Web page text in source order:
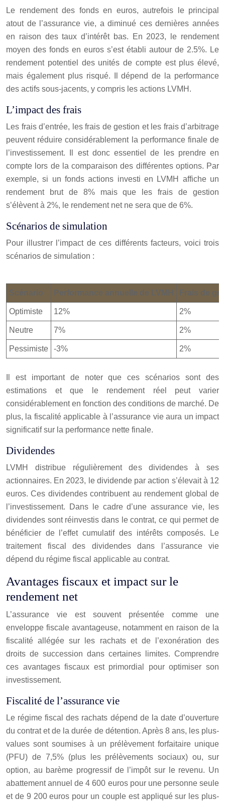
Le rendement des fonds en euros, autrefois le principal
atout de l’assurance vie, a diminué ces dernières années
en raison des taux d’intérêt bas. En 2023, le rendement
moyen des fonds en euros s’est établi autour de 2.5%. Le
rendement potentiel des unités de compte est plus élevé,
mais également plus risqué. Il dépend de la performance
des actifs sous-jacents, y compris les actions LVMH.
L’impact des frais
Les frais d’entrée, les frais de gestion et les frais d’arbitrage
peuvent réduire considérablement la performance finale de
l’investissement. Il est donc essentiel de les prendre en
compte lors de la comparaison des différentes options. Par
exemple, si un fonds actions investi en LVMH affiche un
rendement brut de 8% mais que les frais de gestion
s’élèvent à 2%, le rendement net ne sera que de 6%.
Scénarios de simulation
Pour illustrer l’impact de ces différents facteurs, voici trois
scénarios de simulation :
Scénario Performance annuelle de LVMH
Optimiste 12% 2%
Neutre 7% 2%
Pessimiste -3% 2%
Il est important de noter que ces scénarios sont des
estimations et que le rendement réel peut varier
considérablement en fonction des conditions de marché. De
plus, la fiscalité applicable à l’assurance vie aura un impact
significatif sur la performance nette finale.
Dividendes
LVMH distribue régulièrement des dividendes à ses
actionnaires. En 2023, le dividende par action s’élevait à 12
euros. Ces dividendes contribuent au rendement global de
l’investissement. Dans le cadre d’une assurance vie, les
dividendes sont réinvestis dans le contrat, ce qui permet de
bénéficier de l’effet cumulatif des intérêts composés. Le
traitement fiscal des dividendes dans l’assurance vie
dépend du régime fiscal applicable au contrat.
Avantages fiscaux et impact sur le
rendement net
L’assurance vie est souvent présentée comme une
enveloppe fiscale avantageuse, notamment en raison de la
fiscalité allégée sur les rachats et de l’exonération des
droits de succession dans certaines limites. Comprendre
ces avantages fiscaux est primordial pour optimiser son
investissement.
Fiscalité de l’assurance vie
Le régime fiscal des rachats dépend de la date d’ouverture
du contrat et de la durée de détention. Après 8 ans, les plus-
values sont soumises à un prélèvement forfaitaire unique
(PFU) de 7,5% (plus les prélèvements sociaux) ou, sur
option, au barème progressif de l’impôt sur le revenu. Un
abattement annuel de 4 600 euros pour une personne seule
et de 9 200 euros pour un couple est appliqué sur les plus-